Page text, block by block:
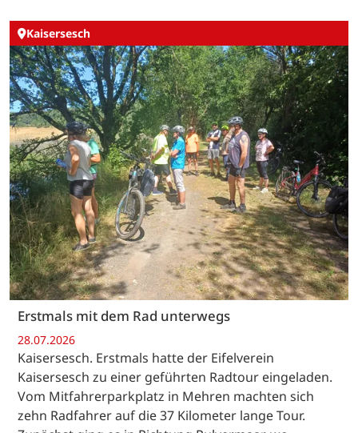
Kaisersesch
Erstmals mit dem Rad unterwegs
28.07.2026
Kaisersesch. Erstmals hatte der Eifelverein
Kaisersesch zu einer geführten Radtour eingeladen.
Vom Mitfahrerparkplatz in Mehren machten sich
zehn Radfahrer auf die 37 Kilometer lange Tour.